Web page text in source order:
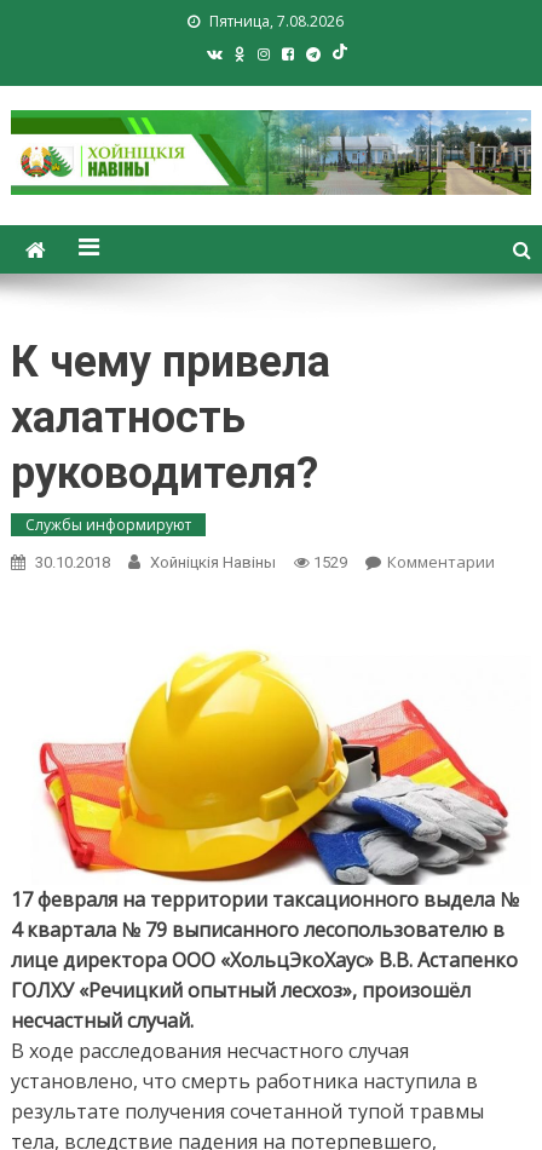
Пятница, 7.08.2026
Хойники. Хойнiцкiя навiны.
Новости Хойник. Районная
К чему привела
халатность
руководителя?
Службы информируют
30.10.2018 Хойнiцкiя Навiны 1529 Комментарииon
17 февраля на территории таксационного выдела №
4 квартала № 79 выписанного лесопользователю в
лице директора ООО «ХольцЭкоХаус» В.В. Астапенко
ГОЛХУ «Речицкий опытный лесхоз», произошёл
несчастный случай.
В ходе расследования несчастного случая
установлено, что смерть работника наступила в
результате получения сочетанной тупой травмы
тела, вследствие падения на потерпевшего,